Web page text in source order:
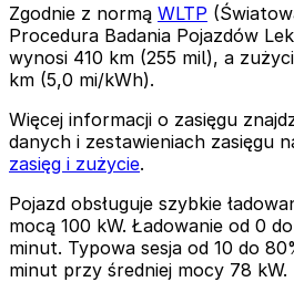
Zgodnie z normą WLTP
Procedura Badania Pojazdów
wynosi 410 km (255 mil), a
km (5,0 mi/kWh).
Więcej informacji o zasięgu
danych i zestawieniach zasięgu
zasięg i zużycie.
Pojazd obsługuje szybkie
mocą 100 kW. Ładowanie od 0
minut. Typowa sesja od 10 do
minut przy średniej mocy 78 kW.